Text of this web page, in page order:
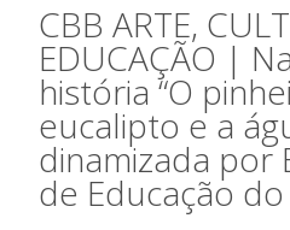
O
Projeto Educativo
Organização
Colaboradores Docentes
Colaboradores Não
Docentes
Instalações
Enriquecimento Curricular
Oferta Curricular
Atividades Extracurriculares
Serviços
Sala de Estudo
Atividades de Interrupção
Profissionais
Matrículas
Horários e Manuais
Curso de Técnico de
Termalismo
Curso de Técnico/a de Apoio
à Família e à Comunidade
2027
Calendários
Portal do Professor
Portal do Aluno/Encarregado
de Educação
SIGE
Secretariado de Exames
CBB ARTE,
EDUCAÇÃO |
história “O
eucalipto e a
dinamizada por
de Educação do